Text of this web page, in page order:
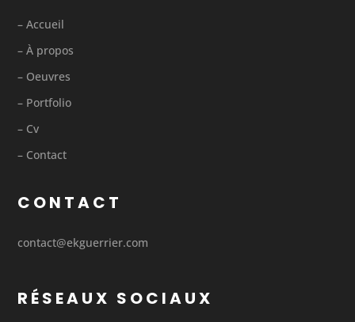
– Accueil
– À propos
– Oeuvres
– Portfolio
– Cv
– Contact
CONTACT
contact@ekguerrier.com
RÉSEAUX SOCIAUX